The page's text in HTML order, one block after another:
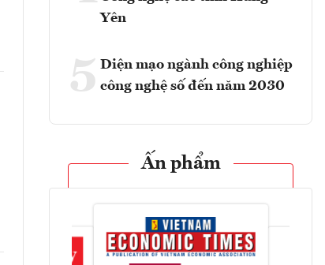
Yên
5 Diện mạo ngành công nghiệp
công nghệ số đến năm 2030
Ấn phẩm